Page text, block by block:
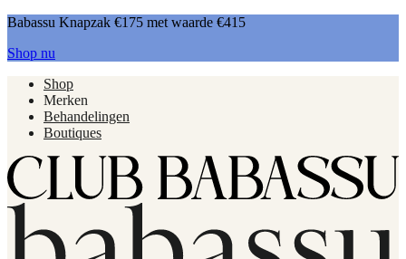
Babassu Knapzak €175 met waarde €415
Shop nu
Shop
Merken
Behandelingen
Boutiques